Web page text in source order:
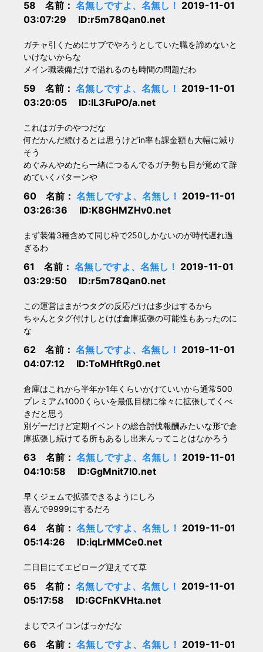
58 名前： 名無しですよ、名無し！ 2019-11-01
03:07:29 ID:r5m78Qan0.net
ガチャ引くためにサブでやろうとしていた職を諦めないと
いけないからな
メイン職装備だけで溢れるのも時間の問題だわ
59 名前： 名無しですよ、名無し！ 2019-11-01
03:20:05 ID:IL3FuPO/a.net
これはガチのやつだな
何だかんだ続けるとは思うけどin率も課金額も大幅に減り
そう
めぐみんやめたら一緒につるんでるガチ勢も目が覚めて辞
めていくパターンや
60 名前： 名無しですよ、名無し！ 2019-11-01
03:26:36 ID:K8GHMZHv0.net
まず装備3種含めて同じ枠で250しかないのが時代遅れ過
ぎるわ
61 名前： 名無しですよ、名無し！ 2019-11-01
03:29:50 ID:r5m78Qan0.net
この運営はまがつタグの反応だけは多少はするから
ちゃんとタグ付けしとけば倉庫拡張の可能性もあったのに
な
62 名前： 名無しですよ、名無し！ 2019-11-01
04:07:12 ID:ToMHftRg0.net
倉庫はこれから半年か1年くらいかけていいから通常500
プレミアム1000くらいを最低目標に徐々に拡張してくべ
きだと思う
別ゲーだけど定期イベントの総合討伐報酬みたいな形で倉
庫拡張し続けてる所もあるし出来んってことはなかろう
63 名前： 名無しですよ、名無し！ 2019-11-01
04:10:58 ID:GgMnit7I0.net
早くジェムで拡張できるようにしろ
喜んで9999にするだろ
64 名前： 名無しですよ、名無し！ 2019-11-01
05:14:26 ID:iqLrMMCe0.net
二日目にてエピローグ迎えてて草
65 名前： 名無しですよ、名無し！ 2019-11-01
05:17:58 ID:GCFnKVHta.net
まじでスイコンばっかだな
66 名前： 名無しですよ、名無し！ 2019-11-01